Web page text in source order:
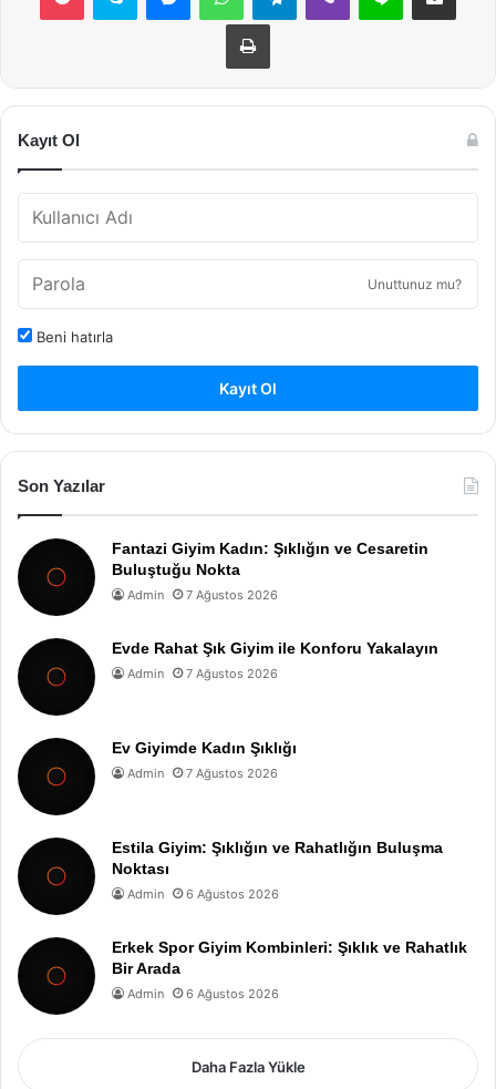
Yazdır
Kayıt Ol
Unuttunuz mu?
Beni hatırla
Kayıt Ol
Son Yazılar
Fantazi Giyim Kadın: Şıklığın ve Cesaretin
Buluştuğu Nokta
Admin 7 Ağustos 2026
Evde Rahat Şık Giyim ile Konforu Yakalayın
Admin 7 Ağustos 2026
Ev Giyimde Kadın Şıklığı
Admin 7 Ağustos 2026
Estila Giyim: Şıklığın ve Rahatlığın Buluşma
Noktası
Admin 6 Ağustos 2026
Erkek Spor Giyim Kombinleri: Şıklık ve Rahatlık
Bir Arada
Admin 6 Ağustos 2026
Daha Fazla Yükle